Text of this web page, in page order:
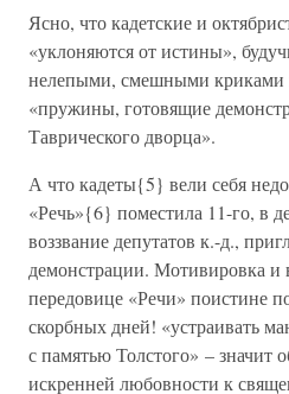
Ясно, что кадетские и
«уклоняются от истины»,
нелепыми, смешными криками
«пружины, готовящие
Таврического дворца».
А что кадеты{5} вели себя
«Речь»{6} поместила 11-го, в
воззвание депутатов к.-д.,
демонстрации. Мотивировка и
передовице «Речи» поистине
скорбных дней! «устраивать
с памятью Толстого» – значит
искренней любовности к